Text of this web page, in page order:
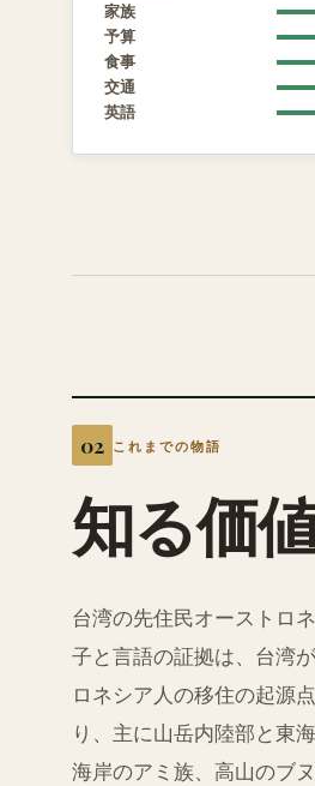
家族
予算
食事
交通
英語
これまでの物語
知る価
台湾の先住民オーストロ
子と言語の証拠は、台湾
ロネシア人の移住の起源
り、主に山岳内陸部と東
海岸のアミ族、高山のブ